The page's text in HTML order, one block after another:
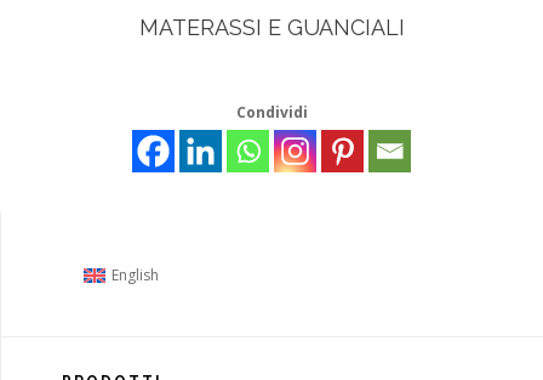
MATERASSI E GUANCIALI
Condividi
English